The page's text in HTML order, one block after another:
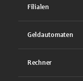
Filialen
Geldautomaten
Rechner